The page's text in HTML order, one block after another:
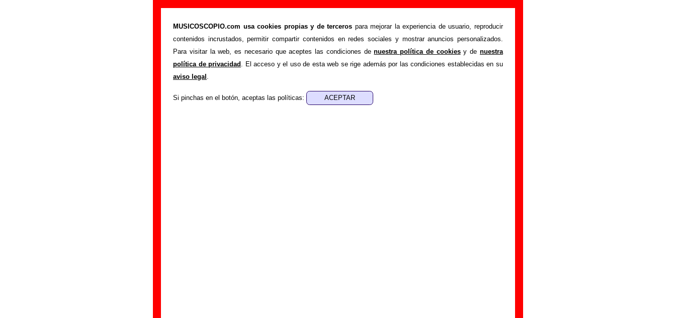
MUSICOSCOPIO.com usa cookies propias y de terceros para mejorar la experiencia de usuario, reproducir
contenidos incrustados, permitir compartir contenidos en redes sociales y mostrar anuncios personalizados.
Para visitar la web, es necesario que aceptes las condiciones denuestra política de cookiesy denuestra
política de privacidad . El acceso y el uso de esta web se rige además por las condiciones establecidas en su
aviso legal .
Si pinchas en el botón, aceptas las políticas:
“Me estoy cansando”, canción de Los Flechazos (Letra e información)
Portada >Los Flechazos > Canciones >Me estoy cansando
Esta página pretende recopilar todo tipo de información sobre lacanción "Me estoy cansando
interpretada porLos Flechazos. Además de su letra, también aparecerá información sobre el autor o
los autores, sobre los discos en los que está incluido este tema, sobre la grabación del mismo, sobre
ayudar acompletar esta información.